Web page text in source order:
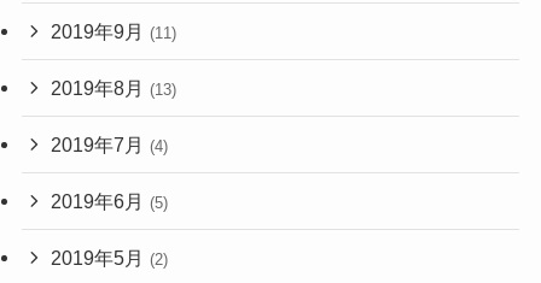
2019年9月 (11)
2019年8月 (13)
2019年7月 (4)
2019年6月 (5)
2019年5月 (2)